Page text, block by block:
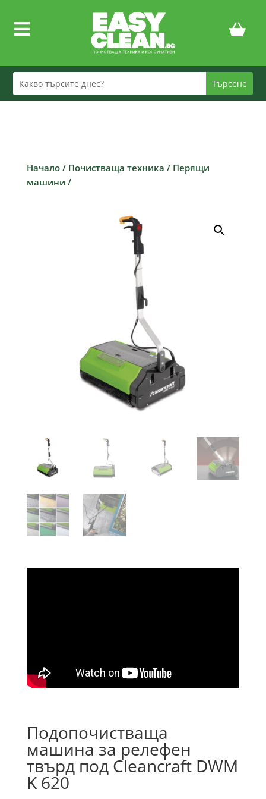

Начало/ Почистваща техника / Перящи
машини /
Подопочистваща
машина за релефен
твърд под Cleancraft DWM
K 620